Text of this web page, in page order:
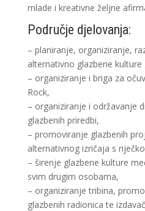
mlade i kreativne željne
Područje djelovanja:
– planiranje, organiziranje,
alternativno glazbene kulture
– organiziranje i briga za
Rock,
– organiziranje i održavanje
glazbenih priredbi,
– promoviranje glazbenih
alternativnog izričaja s
– širenje glazbene kulture
svim drugim osobama,
– organiziranje tribina,
glazbenih radionica te